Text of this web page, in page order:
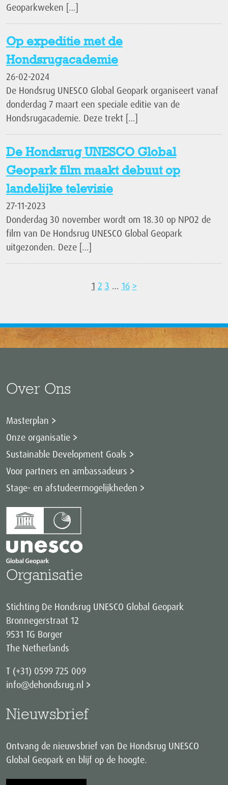
Geoparkweken […]
Op expeditie met de
Hondsrugacademie
26-02-2024
De Hondsrug UNESCO Global Geopark organiseert vanaf
donderdag 7 maart een speciale editie van de
Hondsrugacademie. Deze trekt […]
De Hondsrug UNESCO Global
Geopark film maakt debuut op
landelijke televisie
27-11-2023
Donderdag 30 november wordt om 18.30 op NPO2 de
film van De Hondsrug UNESCO Global Geopark
uitgezonden. Deze […]
1 2 3 … 16 >
Over Ons
Masterplan
Onze organisatie
Sustainable Development Goals
Voor partners en ambassadeurs
Stage- en afstudeermogelijkheden
Organisatie
Stichting De Hondsrug UNESCO Global Geopark
Bronnegerstraat 12
9531 TG Borger
The Netherlands
T (+31) 0599 725 009
info@dehondsrug.nl
Nieuwsbrief
Ontvang de nieuwsbrief van De Hondsrug UNESCO
Global Geopark en blijf op de hoogte.